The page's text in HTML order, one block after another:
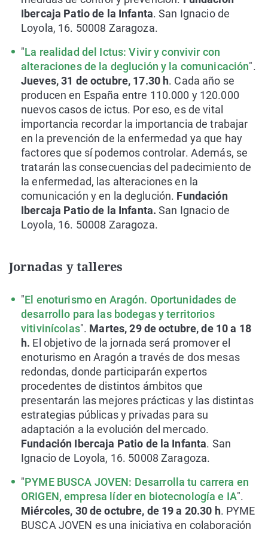
Ibercaja Patio de la Infanta. San Ignacio de
Loyola, 16. 50008 Zaragoza.
"La realidad del Ictus: Vivir y convivir con
alteraciones de la deglución y la comunicación".
Jueves, 31 de octubre, 17.30 h. Cada año se
producen en España entre 110.000 y 120.000
nuevos casos de ictus. Por eso, es de vital
importancia recordar la importancia de trabajar
en la prevención de la enfermedad ya que hay
factores que sí podemos controlar. Además, se
tratarán las consecuencias del padecimiento de
la enfermedad, las alteraciones en la
comunicación y en la deglución. Fundación
Ibercaja Patio de la Infanta. San Ignacio de
Loyola, 16. 50008 Zaragoza.
Jornadas y talleres
"El enoturismo en Aragón. Oportunidades de
desarrollo para las bodegas y territorios
vitivinícolas". Martes, 29 de octubre, de 10 a 18
h. El objetivo de la jornada será promover el
enoturismo en Aragón a través de dos mesas
redondas, donde participarán expertos
procedentes de distintos ámbitos que
presentarán las mejores prácticas y las distintas
estrategias públicas y privadas para su
adaptación a la evolución del mercado.
Fundación Ibercaja Patio de la Infanta. San
Ignacio de Loyola, 16. 50008 Zaragoza.
"PYME BUSCA JOVEN: Desarrolla tu carrera en
ORIGEN, empresa líder en biotecnología e IA".
Miércoles, 30 de octubre, de 19 a 20.30 h. PYME
BUSCA JOVEN es una iniciativa en colaboración